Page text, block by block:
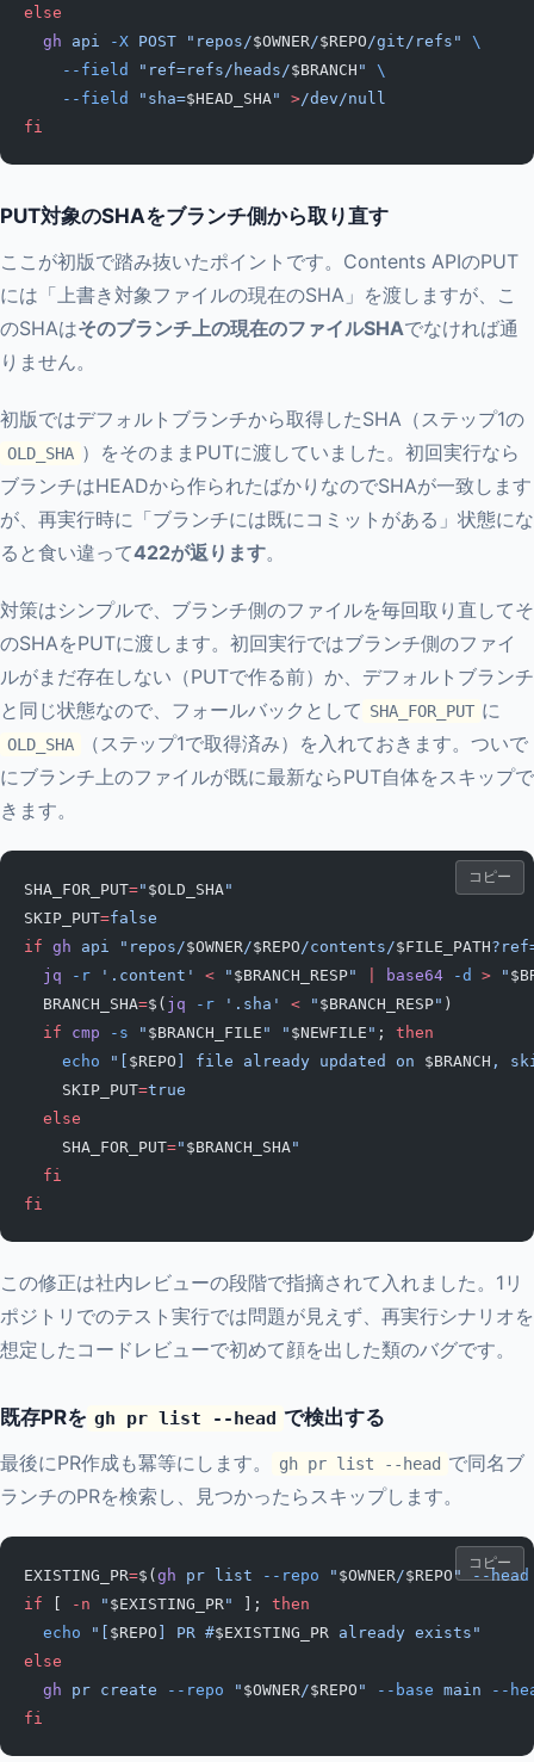
else
  gh
api -X POST "repos/$OWNER/$REPO/git/refs"
\
    --field
"ref=refs/heads/$BRANCH "
\
    --field
"sha=$HEAD_SHA" >/dev/null
fi
PUT対象のSHAをブランチ側から取り直す
ここが初版で踏み抜いたポイントです。Contents APIのPUT
には「上書き対象ファイルの現在のSHA」を渡しますが、こ
のSHAはそのブランチ上の現在のファイルSHAでなければ通
りません。
初版ではデフォルトブランチから取得したSHA（ステップ1の
OLD_SHA ）をそのままPUTに渡していました。初回実行なら
ブランチはHEADから作られたばかりなのでSHAが一致します
が、再実行時に「ブランチには既にコミットがある」状態にな
ると食い違って422が返ります。
対策はシンプルで、ブランチ側のファイルを毎回取り直してそ
のSHAをPUTに渡します。初回実行ではブランチ側のファイ
ルがまだ存在しない（PUTで作る前）か、デフォルトブランチ
と同じ状態なので、フォールバックとして SHA_FOR_PUT に
OLD_SHA
（ステップ1で取得済み）を入れておきます。ついで
にブランチ上のファイルが既に最新ならPUT自体をスキップで
きます。
SHA_FOR_PUT=" $OLD_SHA"
SKIP_PUT=false
if gh api "repos/$OWNER/$REPO/contents/$FILE_PATH
  jq
-r '.content' < " $BRANCH_RESP" base64 -d > "
  BRANCH_SHA
=$( jq -r '.sha' < " $BRANCH_RESP" )
  if
cmp -s " $BRANCH_FILE " " $NEWFILE " ; then
    echo
"[ $REPO ] file already updated on $BRANCH ,
    SKIP_PUT
=true
  else
    SHA_FOR_PUT
=" $BRANCH_SHA"
  fi
fi
コピー
この修正は社内レビューの段階で指摘されて入れました。1リ
ポジトリでのテスト実行では問題が見えず、再実行シナリオを
想定したコードレビューで初めて顔を出した類のバグです。
既存PRを gh pr list --head で検出する
最後にPR作成も冪等にします。
gh pr list --head で同名ブ
ランチのPRを検索し、見つかったらスキップします。
EXISTING_PR=$( gh pr list --repo " $OWNER/$REPO " --head
if
-n " $EXISTING_PR" ]; then
  echo
"[ $REPO ] PR #$EXISTING_PR already exists"
else
  gh
pr create --repo " $OWNER/$REPO " --base main --
fi
コピー